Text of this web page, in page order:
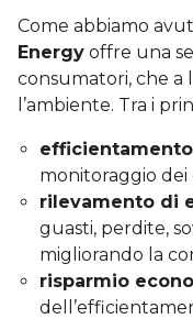
Come abbiamo
Energy offre una
consumatori, che
l’ambiente. Tra i
monitoraggio dei
rilevamento di
guasti, perdite,
migliorando la
risparmio